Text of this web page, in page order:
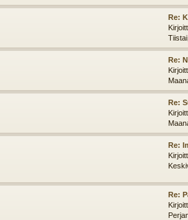
Re:
Re:
Re:
Re:
Re: